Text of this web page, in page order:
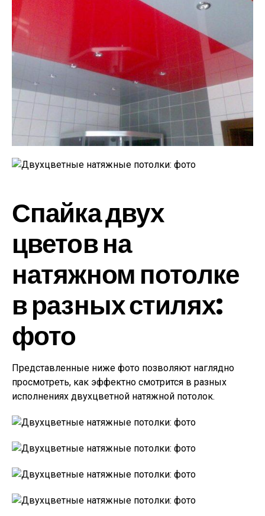
Спайка двух
цветов на
натяжном потолке
в разных стилях:
фото
Представленные ниже фото позволяют наглядно
просмотреть, как эффектно смотрится в разных
исполнениях двухцветной натяжной потолок.